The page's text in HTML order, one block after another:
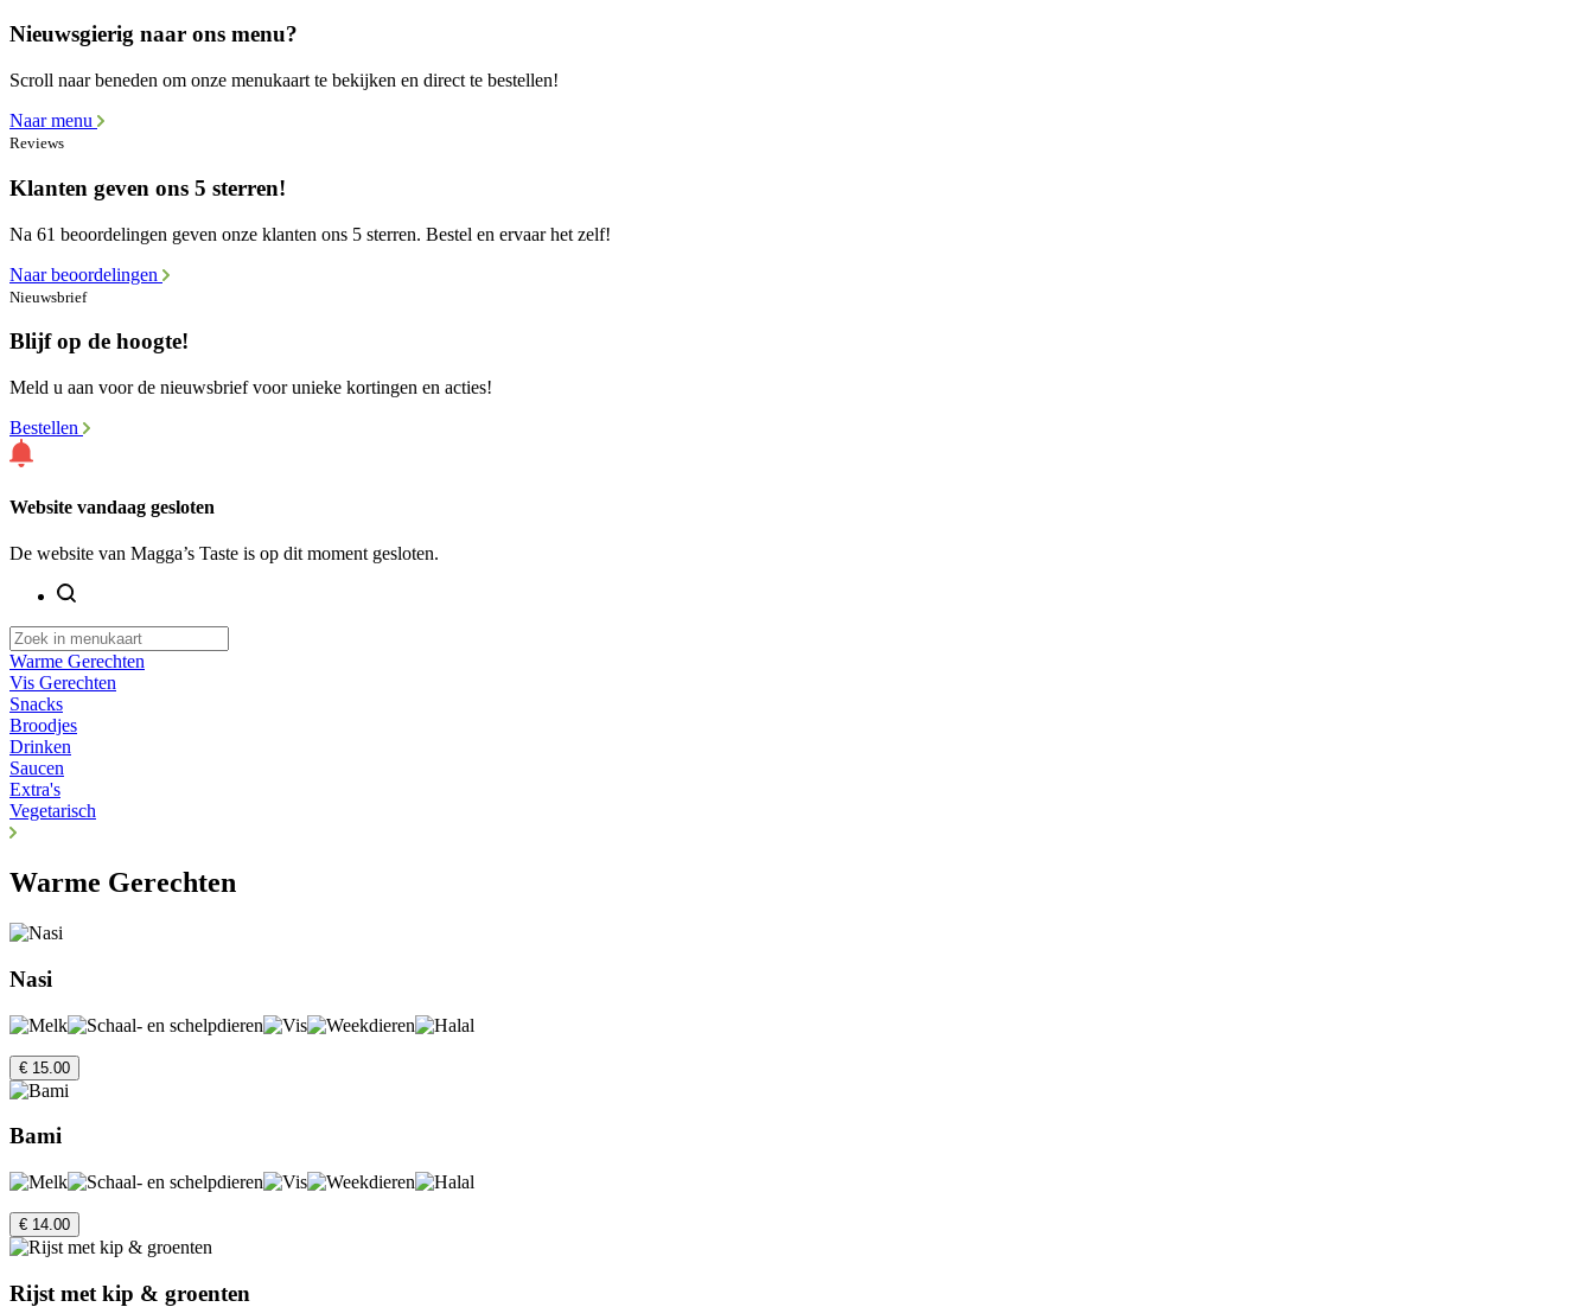
Nieuwsgierig naar ons menu?
Scroll naar beneden om onze menukaart te bekijken en direct te bestellen!
Naar menu
Reviews
Klanten geven ons 5 sterren!
Na 61 beoordelingen geven onze klanten ons 5 sterren. Bestel en ervaar het zelf!
Naar beoordelingen
Nieuwsbrief
Blijf op de hoogte!
Meld u aan voor de nieuwsbrief voor unieke kortingen en acties!
Bestellen
Website vandaag gesloten
De website van Magga’s Taste is op dit moment gesloten.
Warme Gerechten
Vis Gerechten
Snacks
Broodjes
Drinken
Saucen
Extra's
Vegetarisch
Warme Gerechten
Nasi
€ 15.00
Bami
€ 14.00
Rijst met kip & groenten